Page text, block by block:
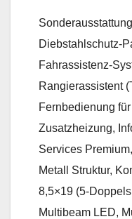
Diebstahlschutz-
Fahrassistenz-
Rangierassistent
Fernbedienung
Zusatzheizung,
Services
Metall Struktur,
8,5×19 (5-
Multibeam LED,